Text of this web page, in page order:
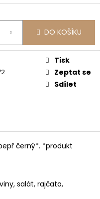
DO KOŠÍKU
Tisk
Zeptat se
Sdílet
černý*. *produkt
salát, rajčata,